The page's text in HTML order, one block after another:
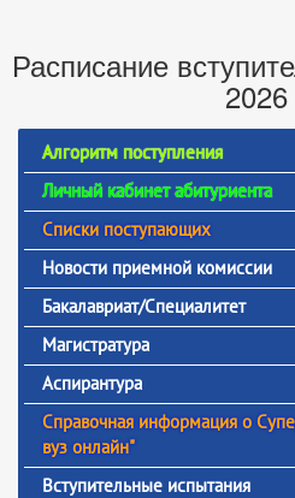
Расписание
2026
Алгоритм поступления
Личный кабинет абитуриента
Списки поступающих
Новости приемной комиссии
Бакалавриат/Специалитет
Магистратура
Аспирантура
Справочная информация о
вуз онлайн"
Вступительные испытания